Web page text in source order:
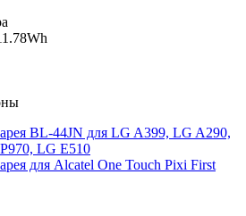
BL-44JN для LG A399, LG A290,
LG E510
для Alcatel One Touch Pixi First